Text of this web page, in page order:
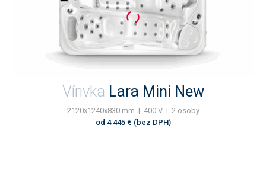
Vírivka Lara Mini New
2120x1240x830 mm | 400 V | 2 osoby
od 4 445 € (bez DPH)